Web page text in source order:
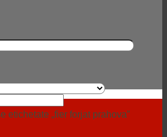
etichetate „fier forjat prahova”